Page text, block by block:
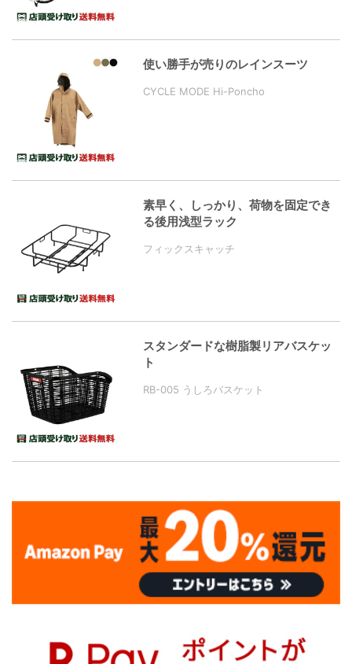
使い勝手が売りのレインスーツ
CYCLE MODE Hi-Poncho
素早く、しっかり、荷物を固定でき
る後用浅型ラック
フィックスキャッチ
スタンダードな樹脂製リアバスケッ
ト
RB-005 うしろバスケット